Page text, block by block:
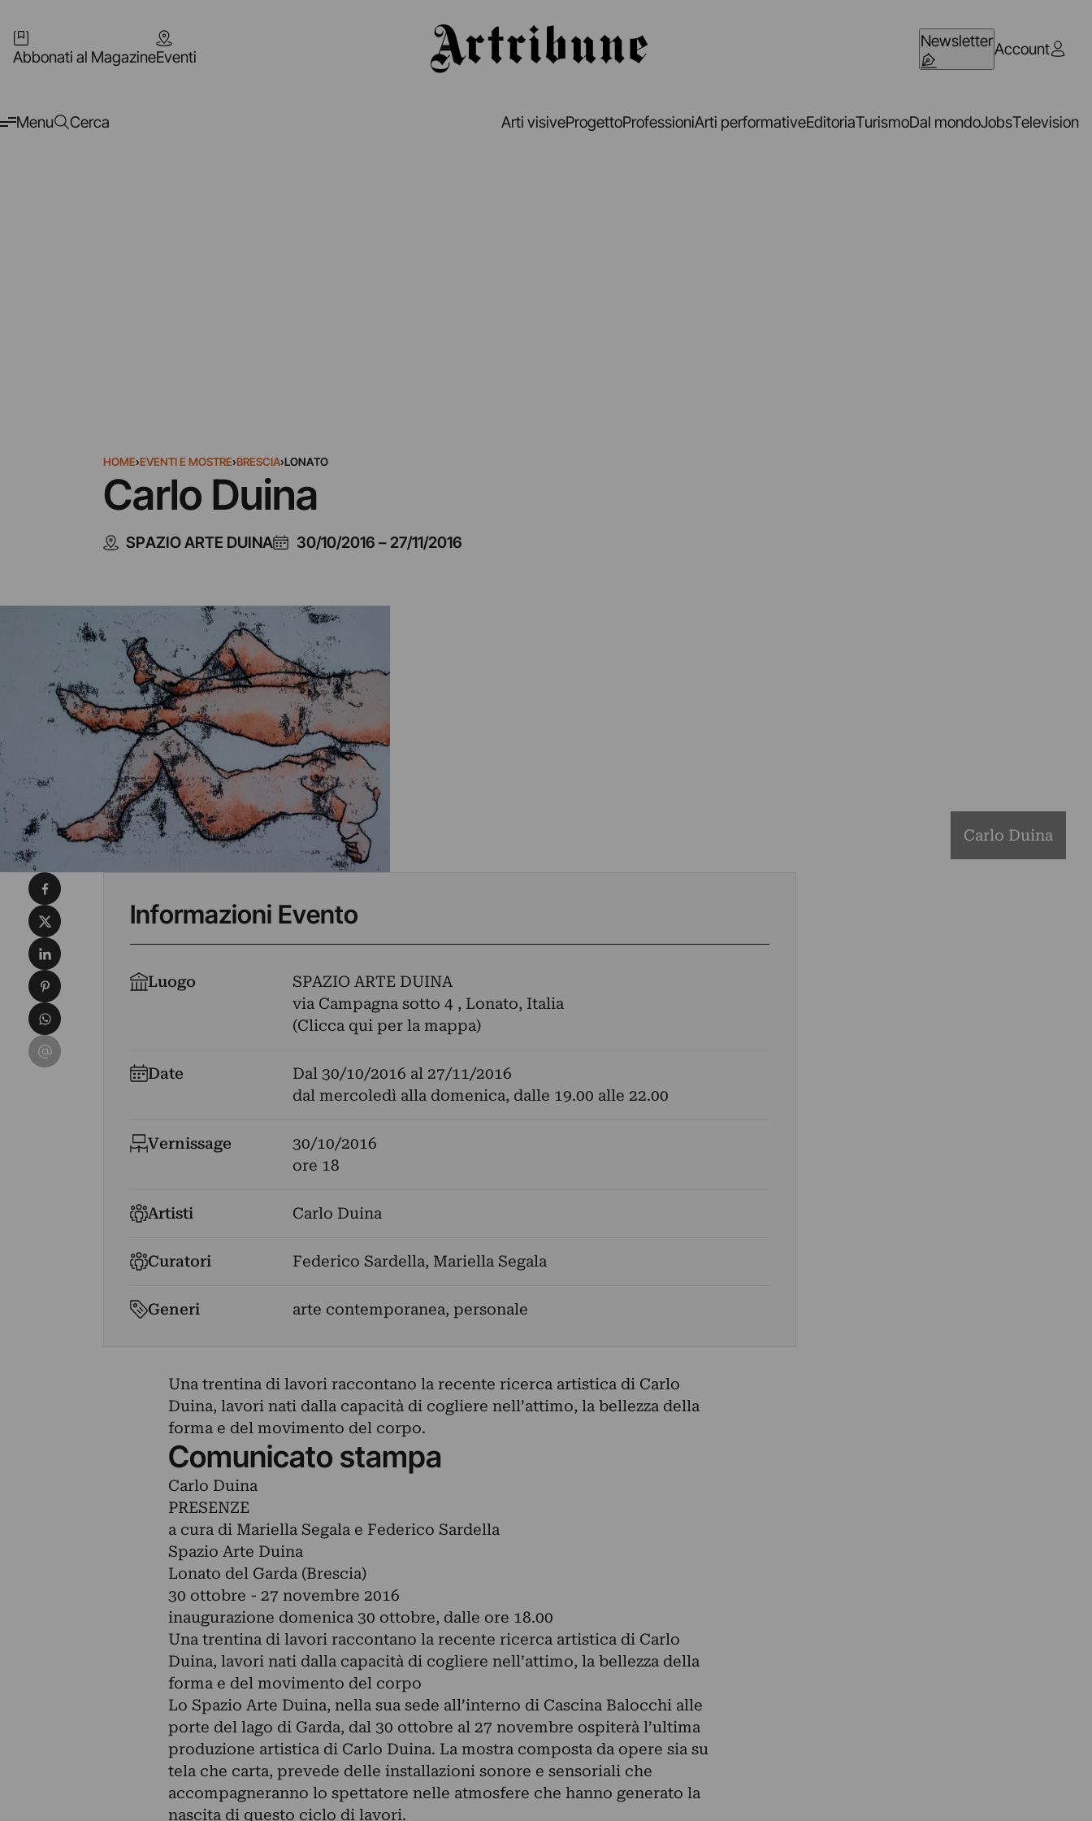
Abbonati al MagazineEventi
NewsletterAccount
Menu Cerca Arti visiveProgettoProfessioniArti performativeEditoriaTurismoDal mondoJobsTelevision
HOME›EVENTI E MOSTRE›BRESCIA›LONATO
Carlo Duina
SPAZIO ARTE DUINA 30/10/2016 – 27/11/2016
Carlo Duina
Informazioni Evento
Luogo
SPAZIO ARTE DUINA
via Campagna sotto 4 , Lonato, Italia
(Clicca qui per la mappa)
Date Dal 30/10/2016 al 27/11/2016
dal mercoledì alla domenica, dalle 19.00 alle 22.00
Vernissage
30/10/2016
ore 18
Artisti Carlo Duina
Curatori Federico Sardella, Mariella Segala
Generi arte contemporanea, personale
Una trentina di lavori raccontano la recente ricerca artistica di Carlo
Duina, lavori nati dalla capacità di cogliere nell’attimo, la bellezza della
forma e del movimento del corpo.
Comunicato stampa
Carlo Duina
PRESENZE
a cura di Mariella Segala e Federico Sardella
Spazio Arte Duina
Lonato del Garda (Brescia)
30 ottobre - 27 novembre 2016
inaugurazione domenica 30 ottobre, dalle ore 18.00
Una trentina di lavori raccontano la recente ricerca artistica di Carlo
Duina, lavori nati dalla capacità di cogliere nell’attimo, la bellezza della
forma e del movimento del corpo
Lo Spazio Arte Duina, nella sua sede all’interno di Cascina Balocchi alle
porte del lago di Garda, dal 30 ottobre al 27 novembre ospiterà l’ultima
produzione artistica di Carlo Duina. La mostra composta da opere sia su
tela che carta, prevede delle installazioni sonore e sensoriali che
accompagneranno lo spettatore nelle atmosfere che hanno generato la
nascita di questo ciclo di lavori.
Condividi su Facebook
Condividi su X
Condividi su LinkedIn
Condividi su Pinterest
Condividi su WhatsApp
Condividi su Email